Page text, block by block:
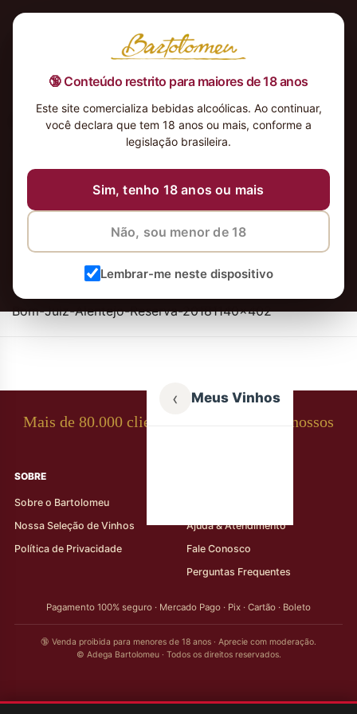
🔞 Conteúdo restrito para maiores de 18 anos
Este site comercializa bebidas alcoólicas. Ao continuar,
você declara que tem 18 anos ou mais, conforme a
legislação brasileira.
Sim, tenho 18 anos ou mais
Não, sou menor de 18
Lembrar-me neste dispositivo
Bom-Juiz-Alentejo-Reserva-
20181140×402
Bom-Juiz-Alentejo-Reserva-20181140×402
‹ Meus Vinhos
Mais de 80.000 clientes apaixonados por nossos
SOBRE
Sobre o Bartolomeu
Nossa Seleção de Vinhos
Política de Privacidade
Ajuda & Atendimento
Fale Conosco
Perguntas Frequentes
Pagamento 100% seguro · Mercado Pago · Pix · Cartão · Boleto
🔞 Venda proibida para menores de 18 anos · Aprecie com moderação.
© Adega Bartolomeu · Todos os direitos reservados.